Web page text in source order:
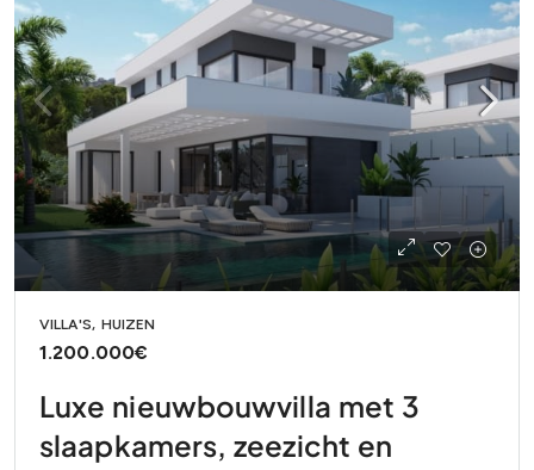
VILLA'S, HUIZEN
1.200.000€
Luxe nieuwbouwvilla met 3
slaapkamers, zeezicht en